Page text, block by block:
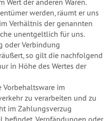
werden, räumt er uns
Verhältnis der genannten
unentgeltlich für uns.
oder Verbindung
so gilt die nachfolgend
in Höhe des Wertes der
Vorbehaltsware im
zu verarbeiten und zu
im Zahlungsverzug
befindet. Verpfändungen oder